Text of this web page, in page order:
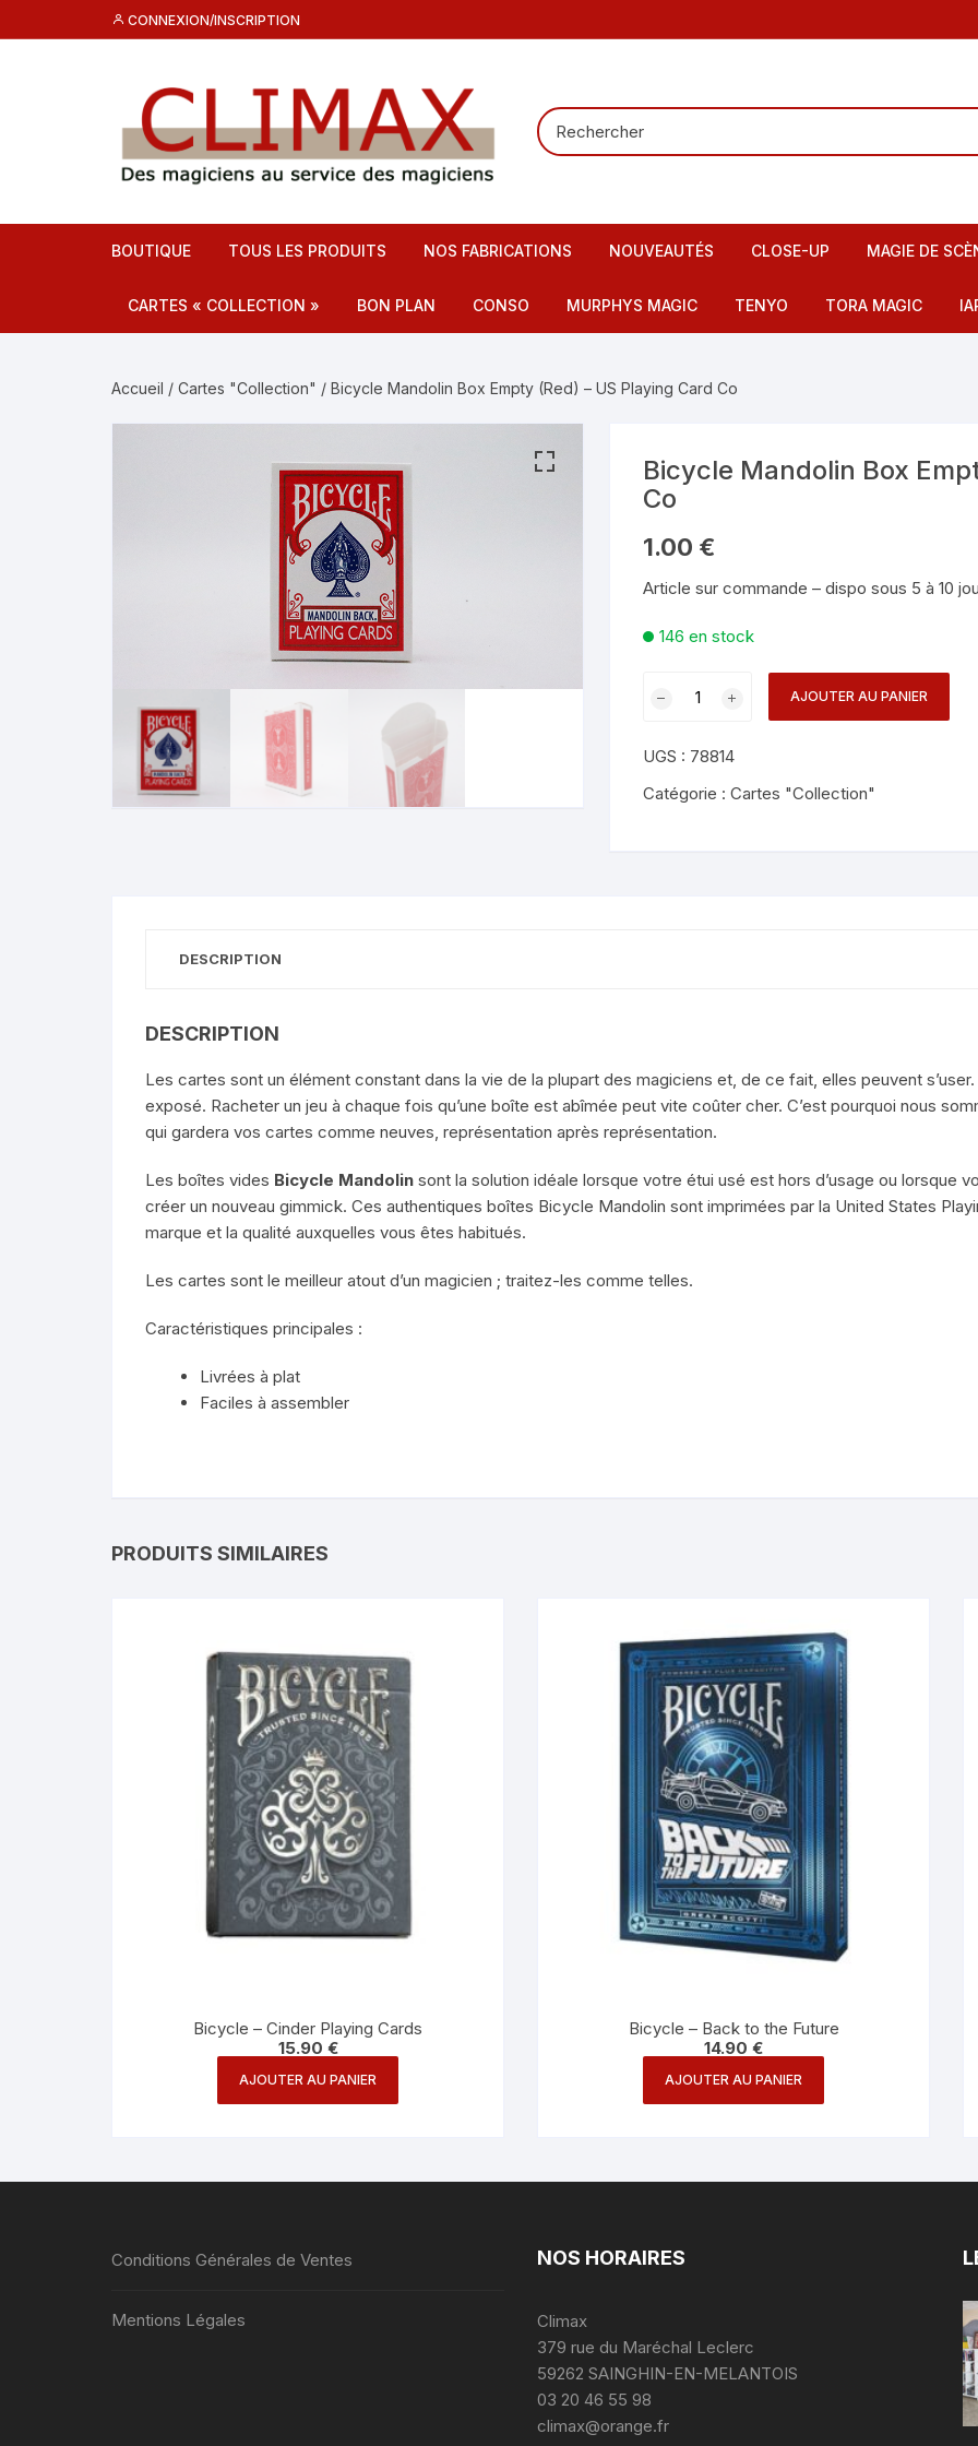
au
CONNEXION/INSCRIPTION
BOUTIQUE TOUS LES PRODUITS NOS FABRICATIONS NOUVEAUTÉS CLOSE-UP
Tours de carte
Mousses – Balles – Anneaux
MAGIE DE
Carte pour la
Tours pour
Grandes
CARTES « COLLECTION » BON PLAN CONSO
Cire – FI – Fils – Cordes
MURPHYS MAGIC TENYO TORA MAGIC
Accueil / Cartes "Collection" / Bicycle Mandolin Box Empty (Red) – US Playing Card Co
Bicycle Mandolin Box
Co
1.00 €
Article sur commande – dispo sous 5 à 10
146 en stock
Mandolin
Box
AJOUTER AU PANIER
UGS : 78814
Catégorie : Cartes "Collection"
DESCRIPTION
DESCRIPTION
Les cartes sont un élément constant dans la vie de la plupart des magiciens et, de ce fait, elles peuvent
exposé. Racheter un jeu à chaque fois qu’une boîte est abîmée peut vite coûter cher. C’est pourquoi nous
qui gardera vos cartes comme neuves, représentation après représentation.
Les boîtes vides Bicycle Mandolin sont la solution idéale lorsque votre étui usé est hors d’usage ou lorsque
créer un nouveau gimmick. Ces authentiques boîtes Bicycle Mandolin sont imprimées par la United States
marque et la qualité auxquelles vous êtes habitués.
Les cartes sont le meilleur atout d’un magicien ; traitez-les comme telles.
Caractéristiques principales :
Livrées à plat
Faciles à assembler
PRODUITS SIMILAIRES
Bicycle – Cinder Playing Cards
15.90 €
AJOUTER AU PANIER
Bicycle – Back to the Future
14.90 €
AJOUTER AU PANIER
Conditions Générales de Ventes
Mentions Légales
NOS HORAIRES
Climax
379 rue du Maréchal Leclerc
59262 SAINGHIN-EN-MELANTOIS
03 20 46 55 98
climax@orange.fr